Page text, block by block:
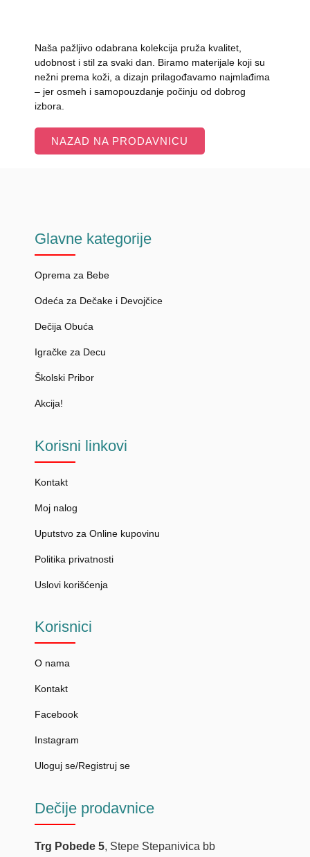
Naša pažljivo odabrana kolekcija pruža kvalitet,
udobnost i stil za svaki dan. Biramo materijale koji su
nežni prema koži, a dizajn prilagođavamo najmlađima
– jer osmeh i samopouzdanje počinju od dobrog
izbora.
NAZAD NA PRODAVNICU
Glavne kategorije
Oprema za Bebe
Odeća za Dečake i Devojčice
Dečija Obuća
Igračke za Decu
Školski Pribor
Akcija!
Korisni linkovi
Kontakt
Moj nalog
Uputstvo za Online kupovinu
Politika privatnosti
Uslovi korišćenja
Korisnici
O nama
Kontakt
Facebook
Instagram
Uloguj se/Registruj se
Dečije prodavnice
Trg Pobede 5, Stepe Stepanivica bb